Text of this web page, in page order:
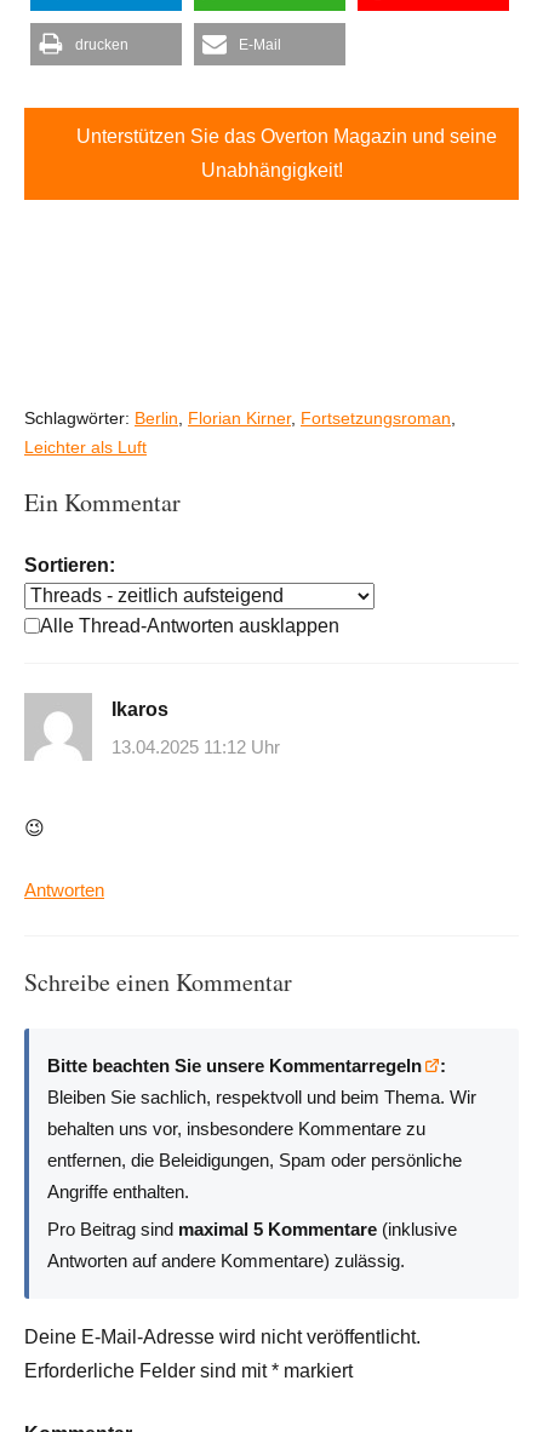
drucken E-Mail
Unterstützen Sie das Overton Magazin und seine
Unabhängigkeit!
Schlagwörter: Berlin Florian Kirner, Fortsetzungsroman
Leichter als Luft
Ein Kommentar
Sortieren:
Alle Thread-Antworten ausklappen
Ikaros
13.04.2025 11:12 Uhr
😉
Antworten
Schreibe einen Kommentar
Bitte beachten Sie unsere Kommentarregeln
:
Bleiben Sie sachlich, respektvoll und beim Thema. Wir
behalten uns vor, insbesondere Kommentare zu
entfernen, die Beleidigungen, Spam oder persönliche
Angriffe enthalten.
Pro Beitrag sind maximal 5 Kommentare (inklusive
Antworten auf andere Kommentare) zulässig.
Deine E-Mail-Adresse wird nicht veröffentlicht.
Erforderliche Felder sind mit* markiert